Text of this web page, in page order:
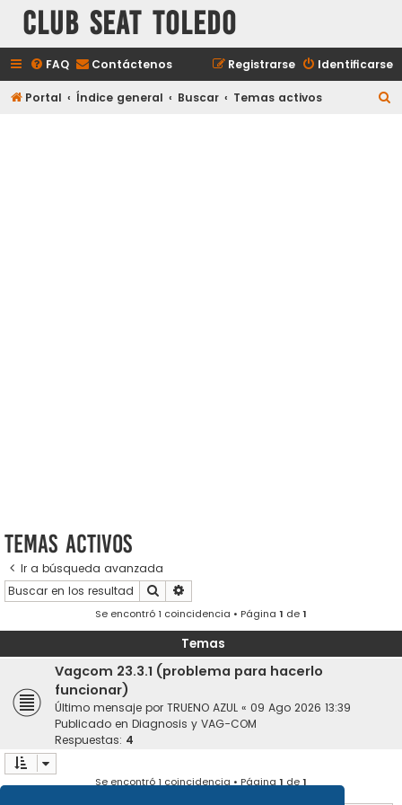
Club Seat Toledo
FAQ Contáctenos Identificarse
Registrarse
Portal Índice general Buscar Temas activos
Temas activos
Ir a búsqueda avanzada
Buscar
Se encontró 1 coincidencia • Página 1 de1
Temas
Vagcom 23.3.1 (problema para hacerlo
funcionar)
Último mensaje por TRUENO AZUL « 09 Ago 2026 13:39
Publicado en Diagnosis y VAG-COM
Respuestas: 4
Se encontró 1 coincidencia • Página1de1